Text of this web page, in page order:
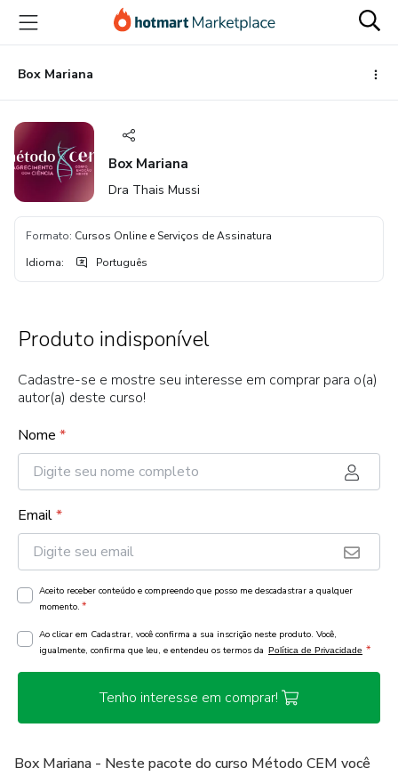
para
conteúdo
principal
para
pagamento
para
rodapéBox Mariana
Box Mariana
Dra Thais Mussi
Formato: Cursos Online e Serviços de Assinatura
Idioma: Português
Produto indisponível
Cadastre-se e mostre seu interesse em comprar para o(a)
autor(a) deste curso!
Nome *
Email*
Aceito receber conteúdo e compreendo que posso me descadastrar a qualquer
momento. *
Ao clicar em Cadastrar, você confirma a sua inscrição neste produto. Você,
igualmente, confirma que leu, e entendeu os termos da Política de Privacidade *
Tenho interesse em comprar!
Box Mariana - Neste pacote do curso Método CEM você